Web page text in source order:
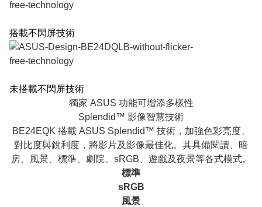
搭載不閃屏技術
未搭載不閃屏技術
獨家 ASUS 功能可增添多樣性
Splendid™ 影像智慧技術
BE24EQK 搭載 ASUS Splendid™ 技術，加強色彩亮度、
對比度與銳利度，將影片及影像最佳化。其具備閱讀、暗
房、風景、標準、劇院、sRGB、遊戲及夜景等各式模式。
標準
sRGB
風景